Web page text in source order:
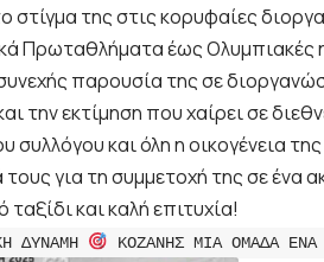
στίγμα της στις κορυφαίες
Πρωταθλήματα έως Ολυμπιακές
παρουσία της σε
την εκτίμηση που χαίρει σε
συλλόγου και όλη η οικογένεια
για τη συμμετοχή της σε ένα
ταξίδι και καλή επιτυχία!
ΔΥΝΑΜΗ ΚΟΖΑΝΗΣ ΜΙΑ ΟΜΑΔΑ ΕΝΑ